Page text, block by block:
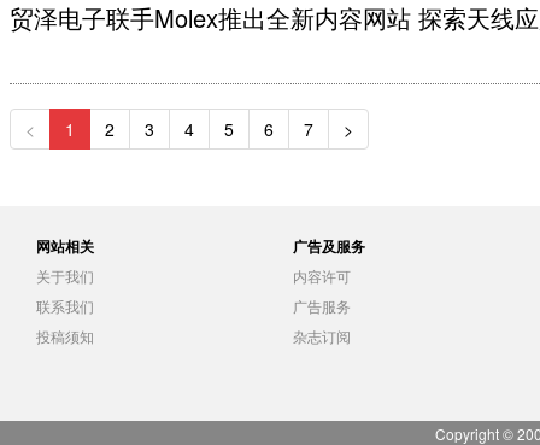
贸泽电子联手Molex推出全新内容网站 探索天线
< 1 2 3 4 5 6 7 >
网站相关
关于我们
联系我们
投稿须知
广告及服务
内容许可
广告服务
杂志订阅
Copyright ©